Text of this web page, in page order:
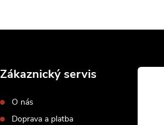
Zákaznický servis
O nás
Doprava a platba